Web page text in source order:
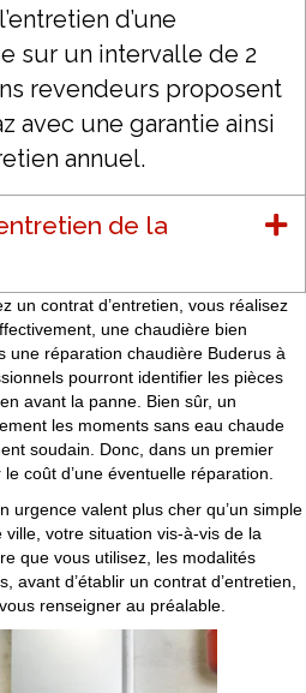
d’une
sur un intervalle de 2
revendeurs proposent
avec une garantie ainsi
annuel.
de la
un contrat d’entretien, vous réalisez
une chaudière bien
une réparation chaudière Buderus à
pourront identifier les pièces
avant la panne. Bien sûr, un
les moments sans eau chaude
soudain. Donc, dans un premier
coût d’une éventuelle réparation.
urgence valent plus cher qu’un simple
ville, votre situation vis-à-vis de la
que vous utilisez, les modalités
avant d’établir un contrat d’entretien,
renseigner au préalable.